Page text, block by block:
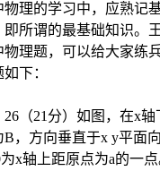
物理的学习中，应熟记
所谓的最基础知识。
物理题，可以给大家练
下：
（21分）如图，在x轴
，方向垂直于x y平面
x轴上距原点为a的一